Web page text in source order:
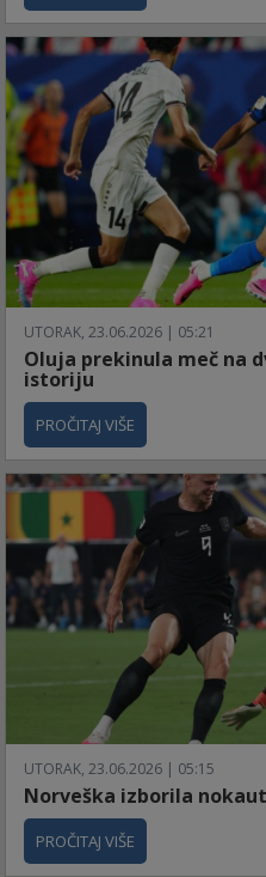
UTORAK, 23.06.2026 | 05:21
Oluja prekinula meč na
istoriju
PROČITAJ VIŠE
UTORAK, 23.06.2026 | 05:15
Norveška izborila
PROČITAJ VIŠE